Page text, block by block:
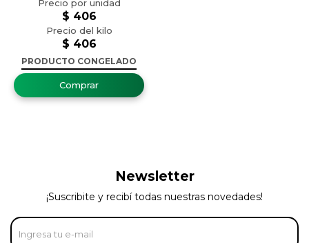
$ 406
$ 406
PRODUCTO CONGELADO
Newsletter
¡Suscribite y recibí todas nuestras novedades!